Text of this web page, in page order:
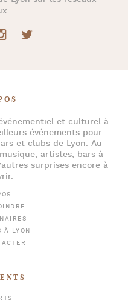
et culturel à
événements pour
et clubs de Lyon. Au
artistes, bars à
surprises encore à
À LYON